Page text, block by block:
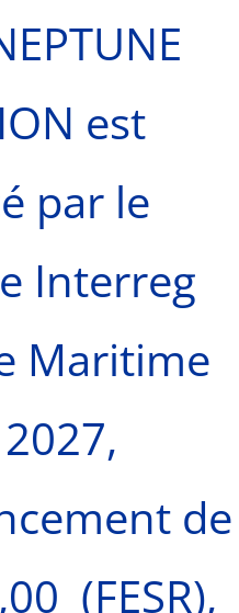
est
par le
Interreg
Maritime
de
(FESR),